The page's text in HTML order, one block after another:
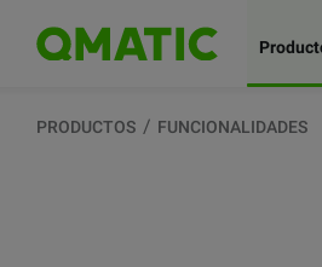
PRODUCTOS FUNCIONALIDADES